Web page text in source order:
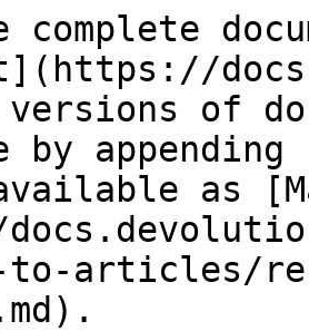
complete
versions of
by
as
to-articles/